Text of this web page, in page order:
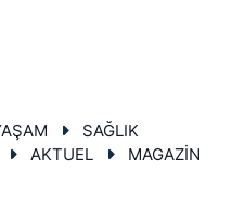
SAĞLIK
AKTUEL
MAGAZİN